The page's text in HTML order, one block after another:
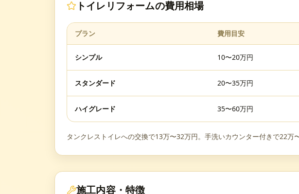
トイレリフォームの費用相場
プラン 費用目安
シンプル 10〜20万円
スタンダード 20〜35万円
ハイグレード 35〜60万円
タンクレストイレへの交換で13万〜32万円。手洗いカウンター付きで22万
施工内容・特徴